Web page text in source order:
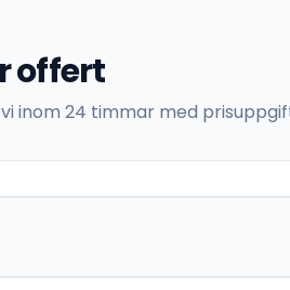
offert
inom 24 timmar med